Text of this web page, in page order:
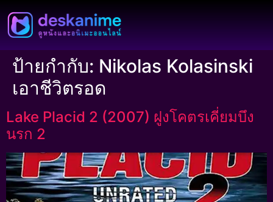
ป้ายกำกับ: Nikolas Kolasinski
เอาชีวิตรอด
Lake Placid 2 (2007) ฝูงโคตรเคี่ยมบึง
นรก 2